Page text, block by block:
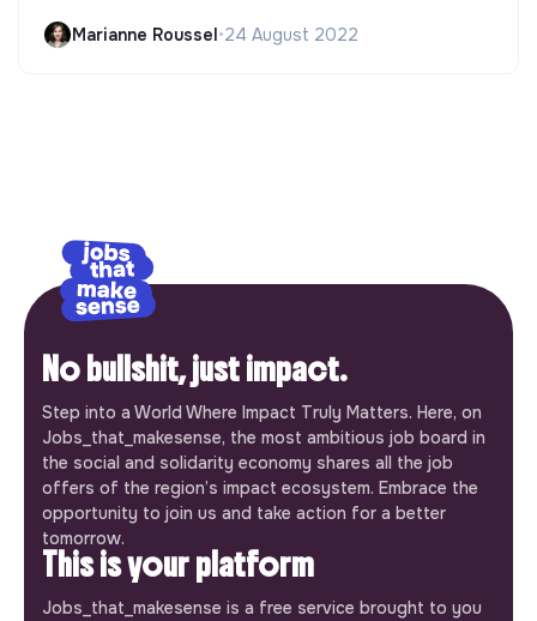
Marianne Roussel•24 August 2022
No bullshit, just impact.
Step into a World Where Impact Truly Matters. Here, on
Jobs_that_makesense, the most ambitious job board in
the social and solidarity economy shares all the job
offers of the region’s impact ecosystem. Embrace the
opportunity to join us and take action for a better
tomorrow.
This is your platform
Jobs_that_makesense is a free service brought to you